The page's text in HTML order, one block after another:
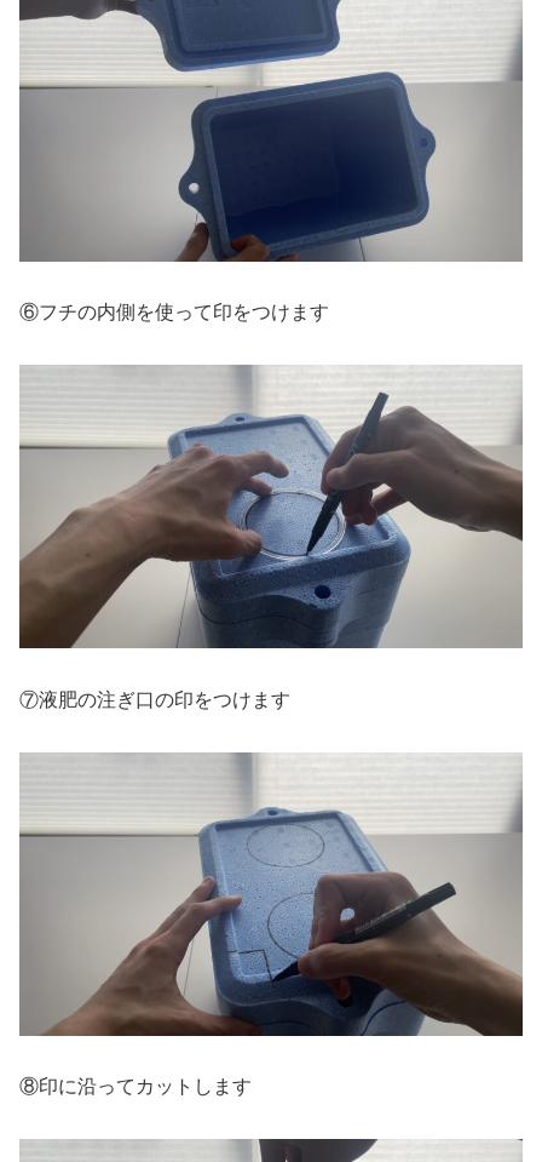
⑥フチの内側を使って印をつけます
⑦液肥の注ぎ口の印をつけます
⑧印に沿ってカットします